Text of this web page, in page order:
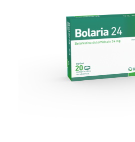
TRABAJAR EN MEGALABS